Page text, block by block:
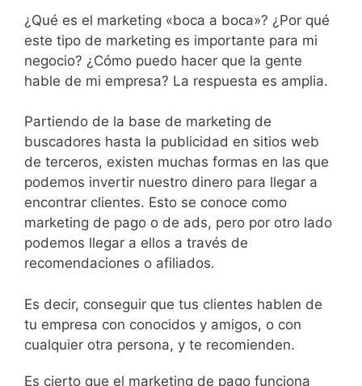
¿Qué es el marketing «boca a boca»? ¿Por qué
este tipo de marketing es importante para mi
negocio? ¿Cómo puedo hacer que la gente
hable de mi empresa? La respuesta es amplia.
Partiendo de la base de marketing de
buscadores hasta la publicidad en sitios web
de terceros, existen muchas formas en las que
podemos invertir nuestro dinero para llegar a
encontrar clientes. Esto se conoce como
marketing de pago o de ads, pero por otro lado
podemos llegar a ellos a través de
recomendaciones o afiliados.
Es decir, conseguir que tus clientes hablen de
tu empresa con conocidos y amigos, o con
cualquier otra persona, y te recomienden.
Es cierto que el marketing de pago funciona